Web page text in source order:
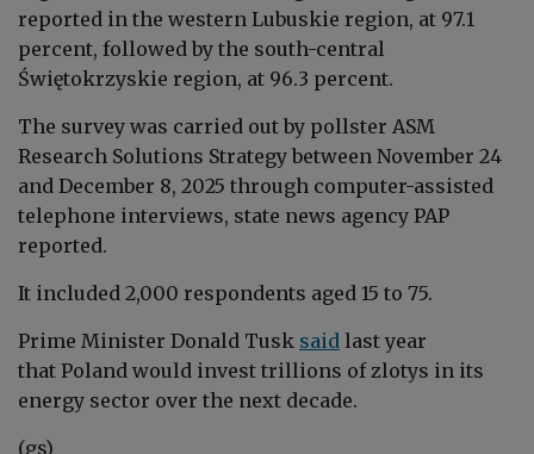
reported in the western Lubuskie region, at 97.1
percent, followed by the south-central
Świętokrzyskie region, at 96.3 percent.
The survey was carried out by pollster ASM
Research Solutions Strategy between November 24
and December 8, 2025 through computer-assisted
telephone interviews, state news agency PAP
reported.
It included 2,000 respondents aged 15 to 75.
Prime Minister Donald Tusk said last year
that Poland would invest trillions of zlotys in its
energy sector over the next decade.
(gs)